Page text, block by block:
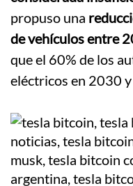
propuso una
de vehículos entre
que el 60% de los
eléctricos en 2030